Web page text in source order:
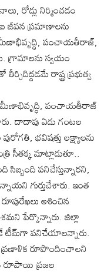
రోడ్లు నిర్మించడం
జీవన ప్రమాణాలను
పంచాయతీరాజ్,
గ్రామాలను స్వయం
రాష్ట్ర ప్రభుత్వ
పంచాయతీరాజ్
దాదాపు ఏడు గంటల
భవిషత్తు లక్ష్యాలను
సీతక్క మాట్లాడుతూ..
పనిచేస్తున్నారని,
గుర్తుచేశారు. ఇంత
ఆశించిన
పేర్కొన్నారు. జిల్లా
టీమ్‌గా పనిచేయాలన్నారు.
రూపొందించాలని
రూపాయి ప్రజల